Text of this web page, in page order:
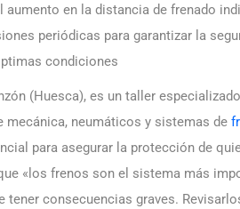
en la distancia de frenado
periódicas para garantizar la
condiciones
(Huesca), es un taller
neumáticos y sistemas de
para asegurar la protección de
«los frenos son el sistema más
tener consecuencias graves.